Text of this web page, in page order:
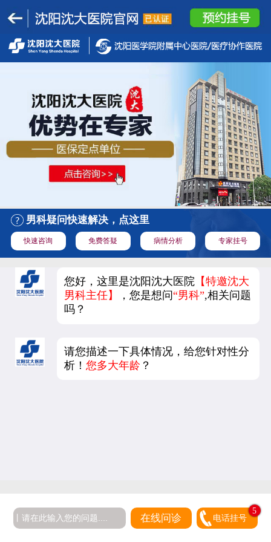
男科疑问快速解决，点这里
快速咨询 免费答疑 病情分析 专家挂号
您好，这里是沈阳沈大医院【特邀沈大
男科主任】
，您是想问“男科”,相关问题
吗？
请您描述一下具体情况，给您针对性分
析！ 您多大年龄？
在线问诊 电话挂号
5